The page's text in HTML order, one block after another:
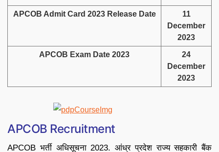
APCOB Admit Card 2023 Release Date
11
December
2023
APCOB Exam Date 2023
24
December
2023
APCOB Recruitment
APCOB भर्ती अधिसूचना 2023. आंध्र प्रदेश राज्य सहकारी बैंक